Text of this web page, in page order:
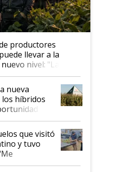
productores
llevar a la
nivel: "Las
son
nueva
los híbridos
en
que visitó
y tuvo